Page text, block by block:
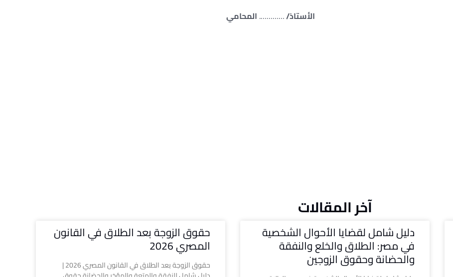
الأستاذ/
…………. المحامي
آخر المقالات
دليل شامل لقضايا الأحوال الشخصية
في مصر: الطلاق والخلع والنفقة
والحضانة وحقوق الزوجين
حقوق الزوجة بعد الطلاق في القانون
المصري 2026
حقوق الزوجة بعد الطلاق في القانون المصري 2026 |